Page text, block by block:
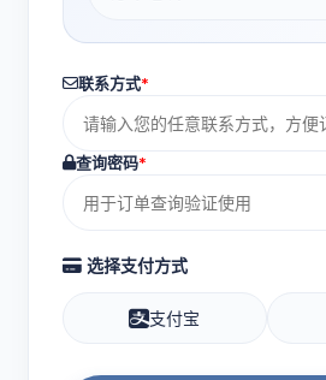
联系方式*
查询密码*
选择支付方式
支付宝